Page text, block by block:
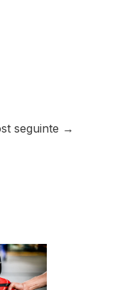
seguinte →